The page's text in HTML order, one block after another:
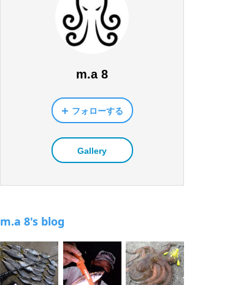
m.a 8
フォローする
Gallery
m.a 8's blog